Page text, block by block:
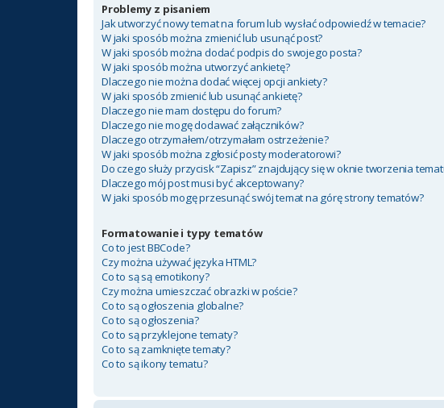
Problemy z pisaniem
Jak utworzyć nowy temat na forum lub wysłać odpowiedź w temacie?
W jaki sposób można zmienić lub usunąć post?
W jaki sposób można dodać podpis do swojego posta?
W jaki sposób można utworzyć ankietę?
Dlaczego nie można dodać więcej opcji ankiety?
W jaki sposób zmienić lub usunąć ankietę?
Dlaczego nie mam dostępu do forum?
Dlaczego nie mogę dodawać załączników?
Dlaczego otrzymałem/otrzymałam ostrzeżenie?
W jaki sposób można zgłosić posty moderatorowi?
Do czego służy przycisk “Zapisz” znajdujący się w oknie tworzenia
Dlaczego mój post musi być akceptowany?
W jaki sposób mogę przesunąć swój temat na górę strony tematów?
Formatowanie i typy tematów
Co to jest BBCode?
Czy można używać języka HTML?
Co to są są emotikony?
Czy można umieszczać obrazki w poście?
Co to są ogłoszenia globalne?
Co to są ogłoszenia?
Co to są przyklejone tematy?
Co to są zamknięte tematy?
Co to są ikony tematu?